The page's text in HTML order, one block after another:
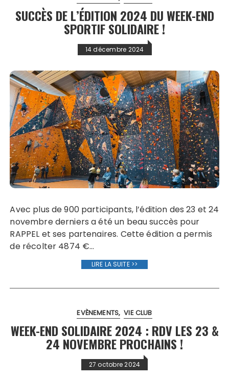
SUCCÈS DE L’ÉDITION 2024 DU WEEK-END
SPORTIF SOLIDAIRE !
14 décembre 2024
Avec plus de 900 participants, l’édition des 23 et 24
novembre derniers a été un beau succès pour
RAPPEL et ses partenaires. Cette édition a permis
de récolter 4874 €…
LIRE LA SUITE >>
EVÈNEMENTS VIE CLUB
WEEK-END SOLIDAIRE 2024 : RDV LES 23 &
24 NOVEMBRE PROCHAINS !
27 octobre 2024